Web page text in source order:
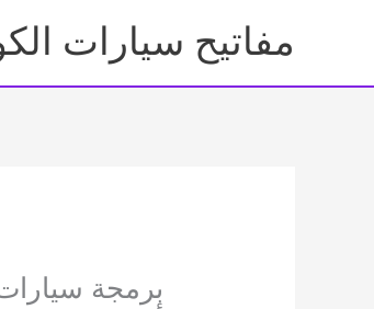
مفاتيح سيارات
برمجة